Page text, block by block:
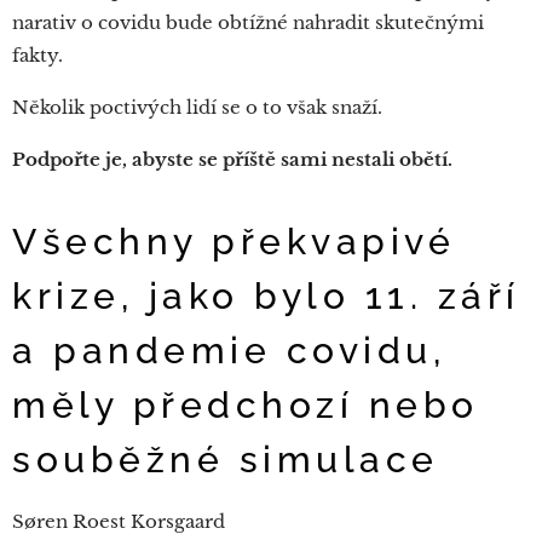
narativ o covidu bude obtížné nahradit skutečnými
fakty.
Několik poctivých lidí se o to však snaží.
Podpořte je, abyste se příště sami nestali obětí.
Všechny překvapivé
krize, jako bylo 11. září
a pandemie covidu,
měly předchozí nebo
souběžné simulace
Søren Roest Korsgaard